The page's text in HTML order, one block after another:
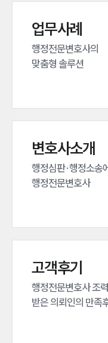
업무사례
행정전문변호사의
맞춤형 솔루션
변호사소개
행정심판·행정소송
행정전문변호사
고객후기
행정전문변호사 조
받은 의뢰인의 만족